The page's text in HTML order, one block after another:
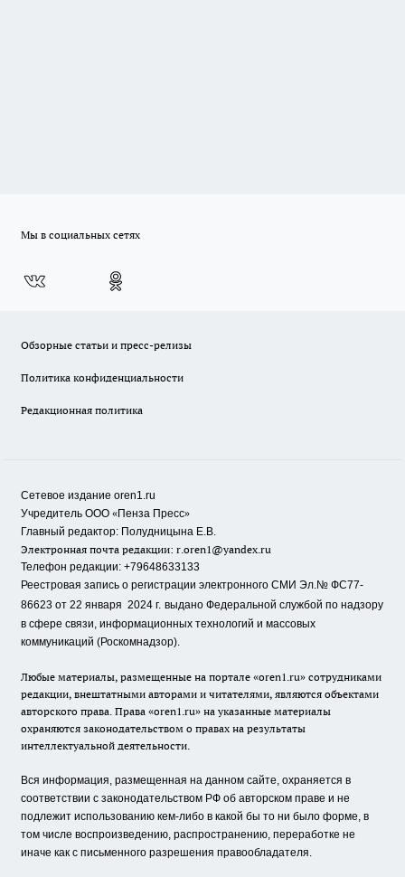
Мы в социальных сетях
Обзорные статьи и пресс-релизы
Политика конфиденциальности
Редакционная политика
Сетевое издание oren1.ru
Учредитель ООО «Пенза Пресс»
Главный редактор: Полудницына Е.В.
Электронная почта редакции: r.oren1@yandex.ru
Телефон редакции: +79648633133
Реестровая запись о регистрации электронного СМИ Эл.№ ФС77-
86623 от 22 января 2024 г. выдано Федеральной службой по надзору
в сфере связи, информационных технологий и массовых
коммуникаций (Роскомнадзор).
Любые материалы, размещенные на портале «oren1.ru» сотрудниками
редакции, внештатными авторами и читателями, являются объектами
авторского права. Права «oren1.ru» на указанные материалы
охраняются законодательством о правах на результаты
интеллектуальной деятельности.
Вся информация, размещенная на данном сайте, охраняется в
соответствии с законодательством РФ об авторском праве и не
подлежит использованию кем-либо в какой бы то ни было форме, в
том числе воспроизведению, распространению, переработке не
иначе как с письменного разрешения правообладателя.